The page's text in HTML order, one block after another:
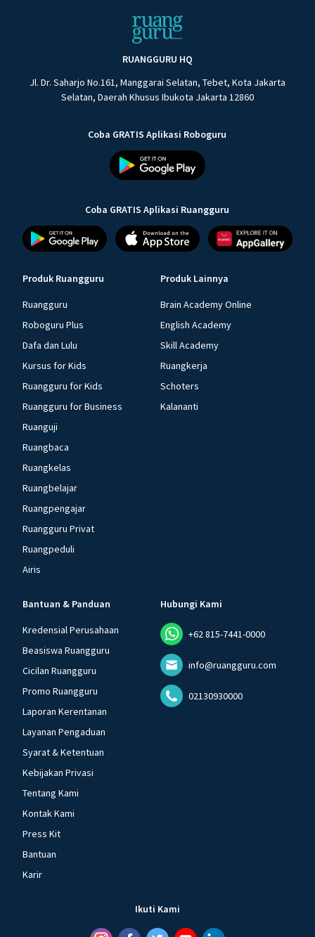
RUANGGURU HQ
Jl. Dr. Saharjo No.161, Manggarai Selatan, Tebet, Kota Jakarta
Selatan, Daerah Khusus Ibukota Jakarta 12860
Coba GRATIS Aplikasi Roboguru
Coba GRATIS Aplikasi Ruangguru
Produk Ruangguru
Ruangguru
Roboguru Plus
Dafa dan Lulu
Kursus for Kids
Ruangguru for Kids
Ruangguru for Business
Ruanguji
Ruangbaca
Ruangkelas
Ruangbelajar
Ruangpengajar
Ruangguru Privat
Ruangpeduli
Airis
Produk Lainnya
Brain Academy Online
English Academy
Skill Academy
Ruangkerja
Schoters
Kalananti
Bantuan & Panduan
Kredensial Perusahaan
Beasiswa Ruangguru
Cicilan Ruangguru
Promo Ruangguru
Laporan Kerentanan
Layanan Pengaduan
Syarat & Ketentuan
Kebijakan Privasi
Tentang Kami
Kontak Kami
Press Kit
Bantuan
Karir
Hubungi Kami
+62 815-7441-0000
info@ruangguru.com
02130930000
Ikuti Kami